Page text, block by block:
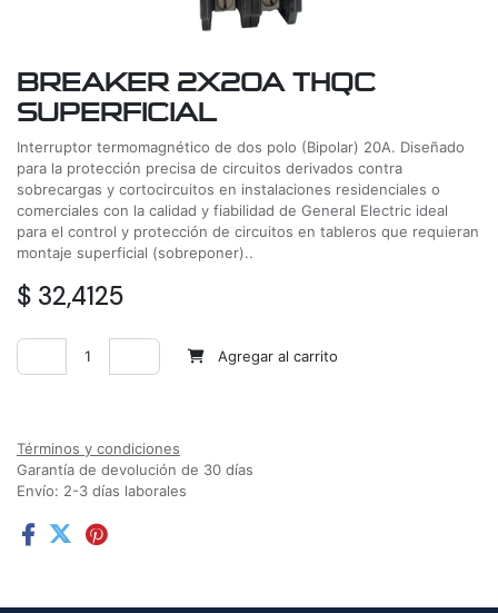
BREAKER 2X20A THQC
SUPERFICIAL
Interruptor termomagnético de dos polo (Bipolar) 20A. Diseñado
para la protección precisa de circuitos derivados contra
sobrecargas y cortocircuitos en instalaciones residenciales o
comerciales con la calidad y fiabilidad de General Electric ideal
para el control y protección de circuitos en tableros que requieran
montaje superficial (sobreponer)..
$ 32,4125
Agregar al carrito
Términos y condiciones
Garantía de devolución de 30 días
Envío: 2-3 días laborales